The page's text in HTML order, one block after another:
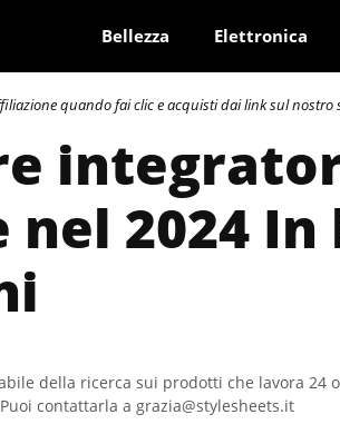
Bellezza Elettronica
quando fai clic e acquisti dai link sul
2024 In
della ricerca sui prodotti che lavora 24
contattarla a grazia@stylesheets.it